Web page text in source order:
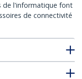
de l'informatique font
de connectivité